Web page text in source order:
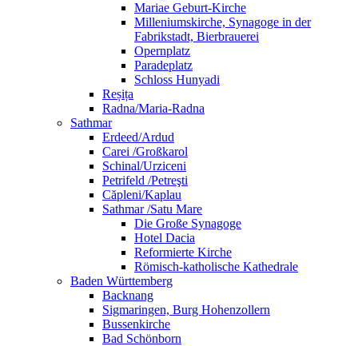
Mariae Geburt-Kirche
Milleniumskirche, Synagoge in der
Fabrikstadt, Bierbrauerei
Opernplatz
Paradeplatz
Schloss Hunyadi
Reșița
Radna/Maria-Radna
Sathmar
Erdeed/Ardud
Carei /Großkarol
Schinal/Urziceni
Petrifeld /Petreşti
Căpleni/Kaplau
Sathmar /Satu Mare
Die Große Synagoge
Hotel Dacia
Reformierte Kirche
Römisch-katholische Kathedrale
Baden Württemberg
Backnang
Sigmaringen, Burg Hohenzollern
Bussenkirche
Bad Schönborn